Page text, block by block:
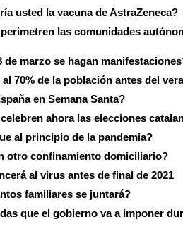
usted la vacuna de AstraZeneca?
las comunidades
de marzo se hagan
70% de la población antes del
en Semana Santa?
ahora las elecciones
al principio de la pandemia?
otro confinamiento domiciliario?
al virus antes de final de 2021
familiares se juntará?
que el gobierno va a imponer